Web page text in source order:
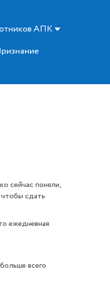
АПК
сейчас поняли,
сдать
ежедневная
всего